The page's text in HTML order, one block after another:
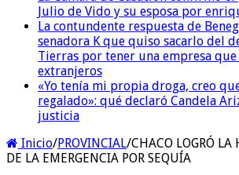
Julio de Vido y su esposa por
La contundente respuesta de
senadora K que quiso sacarlo del
Tierras por tener una empresa que
extranjeros
«Yo tenía mi propia droga, creo
regalado»: qué declaró Candela
justicia
Inicio/PROVINCIAL/CHACO LOGRÓ LA
DE LA EMERGENCIA POR SEQUÍA